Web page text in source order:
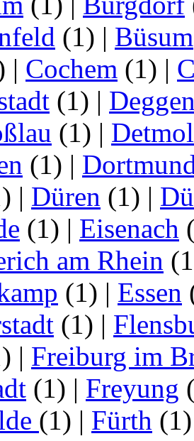
(1) | Büsum
| Cochem (1) |
(1) |
(1) |
(1) |
| Düren (1) |
(1) | Eisenach
am Rhein
(1) | Essen
(1) |
| Freiburg im
(1) | Freyung
(1) | Fürth